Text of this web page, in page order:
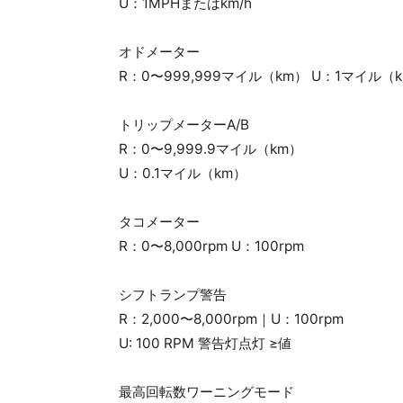
オドメーター
R：0〜999,999マイル（km） U：1マイル（
トリップメーターA/B
R：0〜9,999.9マイル（km）
U：0.1マイル（km）
タコメーター
R：0〜8,000rpm U：100rpm
シフトランプ警告
R：2,000〜8,000rpm｜U：100rpm
U: 100 RPM 警告灯点灯 ≥値
最高回転数ワーニングモード